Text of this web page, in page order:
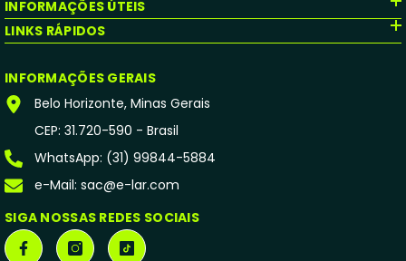
INFORMAÇÕES ÚTEIS
LINKS RÁPIDOS
INFORMAÇÕES GERAIS
Belo Horizonte, Minas Gerais
CEP: 31.720-590 - Brasil
WhatsApp: (31) 99844-5884
e-Mail: sac@e-lar.com
SIGA NOSSAS REDES SOCIAIS